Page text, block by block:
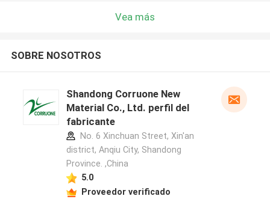
Vea más
SOBRE NOSOTROS
Shandong Corruone New
Material Co., Ltd. perfil del
fabricante
No. 6 Xinchuan Street, Xin'an
district, Anqiu City, Shandong
Province. ,China
5.0
Proveedor verificado